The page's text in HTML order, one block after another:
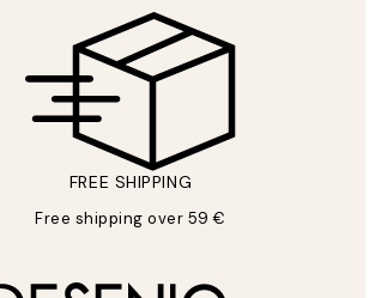
FREE SHIPPING
Free shipping over 59 €